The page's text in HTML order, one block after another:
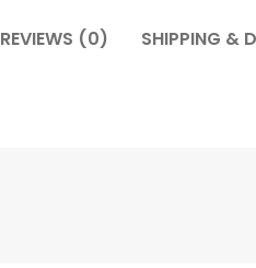
REVIEWS (0) SHIPPING &